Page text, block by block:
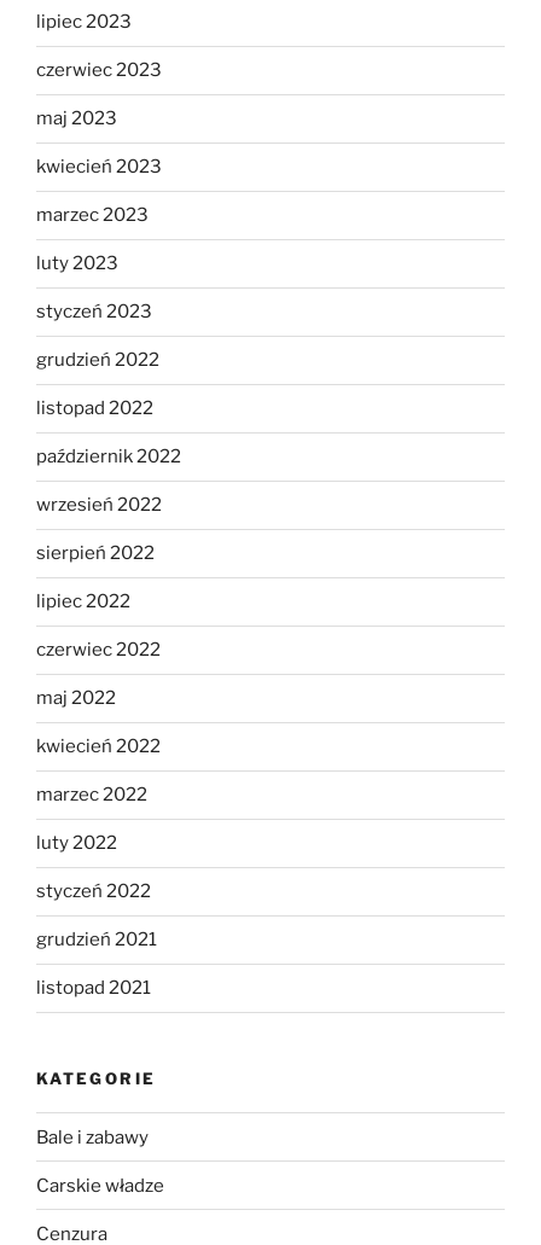
lipiec 2023
czerwiec 2023
maj 2023
kwiecień 2023
marzec 2023
luty 2023
styczeń 2023
grudzień 2022
listopad 2022
październik 2022
wrzesień 2022
sierpień 2022
lipiec 2022
czerwiec 2022
maj 2022
kwiecień 2022
marzec 2022
luty 2022
styczeń 2022
grudzień 2021
listopad 2021
KATEGORIE
Bale i zabawy
Carskie władze
Cenzura